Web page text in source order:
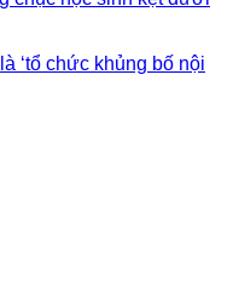
‘tổ chức khủng bố nội